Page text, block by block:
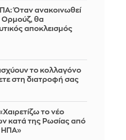
Όταν ανακοινωθεί
Ορμούζ, θα
αποκλεισμός
το κολλαγόνο
στη διατροφή σας
το νέο
κατά της Ρωσίας από
ΗΠΑ»